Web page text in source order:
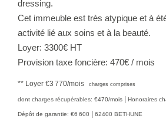
dressing.
Cet immeuble est très atypique et à
activité lié aux soins et à la beauté.
Loyer: 3300€ HT
Provision taxe foncière: 470€ / mois
** Loyer €3 770/mois charges comprises
dont charges récupérables: €470/mois | Honoraires
Dépôt de garantie: €6 600 | 62400 BETHUNE